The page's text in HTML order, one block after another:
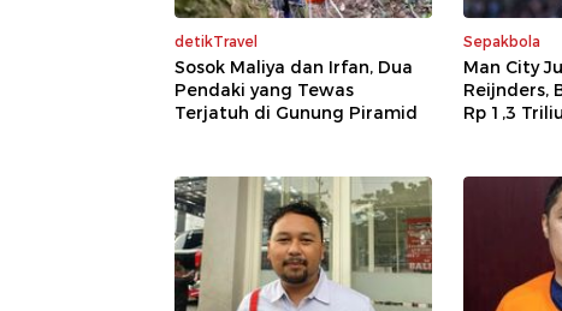
detikTravel
Sosok Maliya dan Irfan, Dua
Pendaki yang Tewas
Terjatuh di Gunung Piramid
Sepakbola
Man City
Reijnders,
Rp 1,3